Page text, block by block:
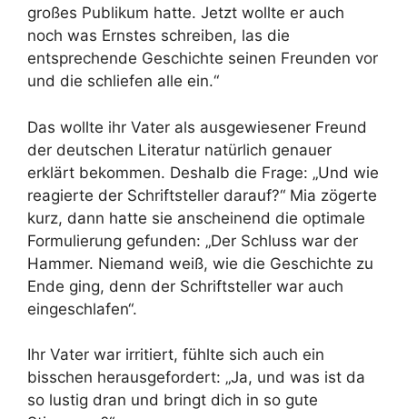
großes Publikum hatte. Jetzt wollte er auch
noch was Ernstes schreiben, las die
entsprechende Geschichte seinen Freunden vor
und die schliefen alle ein.“
Das wollte ihr Vater als ausgewiesener Freund
der deutschen Literatur natürlich genauer
erklärt bekommen. Deshalb die Frage: „Und wie
reagierte der Schriftsteller darauf?“ Mia zögerte
kurz, dann hatte sie anscheinend die optimale
Formulierung gefunden: „Der Schluss war der
Hammer. Niemand weiß, wie die Geschichte zu
Ende ging, denn der Schriftsteller war auch
eingeschlafen“.
Ihr Vater war irritiert, fühlte sich auch ein
bisschen herausgefordert: „Ja, und was ist da
so lustig dran und bringt dich in so gute